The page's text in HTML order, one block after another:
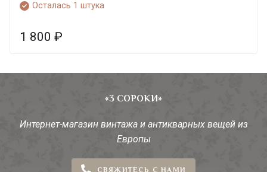
Осталась 1 штука
1 800 ₽
«3 СОРОКИ»
Интернет-магазин винтажа и антикварных вещей из
Европы
СВЯЖИТЕСЬ С НАМИ